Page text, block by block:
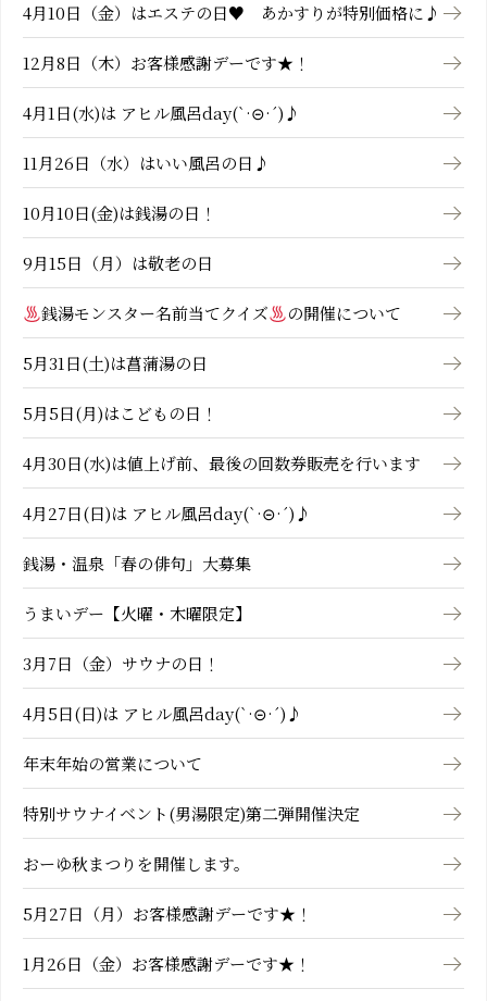
4月10日（金）はエステの日♥ あかすりが特別価格に♪
12月8日（木）お客様感謝デーです★！
4月1日(水)は アヒル風呂day(`·⊝·´)♪
11月26日（水）はいい風呂の日♪
10月10日(金)は銭湯の日！
9月15日（月）は敬老の日
銭湯モンスター名前当てクイズ の開催について
5月31日(土)は菖蒲湯の日
5月5日(月)はこどもの日！
4月30日(水)は値上げ前、最後の回数券販売を行います
4月27日(日)は アヒル風呂day(`·⊝·´)♪
銭湯・温泉「春の俳句」大募集
うまいデー【火曜・木曜限定】
3月7日（金）サウナの日！
4月5日(日)は アヒル風呂day(`·⊝·´)♪
年末年始の営業について
特別サウナイベント(男湯限定)第二弾開催決定
おーゆ秋まつりを開催します。
5月27日（月）お客様感謝デーです★！
1月26日（金）お客様感謝デーです★！